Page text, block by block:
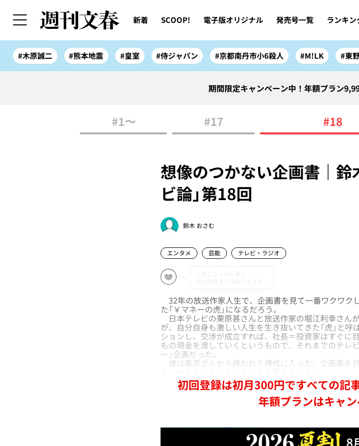
新着 SCOOP! 電子版オリジナル 発売号一覧 ランキン
#木原誠二 #熊本地震 #皇室 #侍ジャパン #京都南丹市小6殺人 #M!LK #東
期間限定キャンペーン中！年額プラン
#1〜 #17 #18
想像のつかない企画書｜鈴
ビ論」第18回
鈴木 おさむ
エンタメ 芸能 テレビ・ラジオ
32年の放送作家人生で、企画書を見て一番ワクワク
た「￥マネーの虎」になるだろう。
日本テレビの栗原甚さんと放送作家の堀江利幸さん
が、自分自身も激しい人生を生き抜いてきた「虎」と
ションし、交渉が成立すれば、社長＝投資家はすぐに
もの現金を渡していくというもので、それまでのテレ
ー」企画だった。
僕は栗原さんから誘われて構成に入った。企画書を
初回登録は初月300円ですべての記事
年額プランはキャン